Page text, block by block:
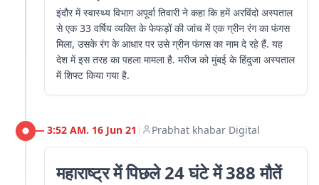
इंदौर में स्वास्थ्य विभाग अपूर्वा तिवारी ने कहा कि हमें अरविंदो अस्पताल
से एक 33 वर्षिय व्यक्ति के फेफड़ों की जांच में एक ग्रीन रंग का फंगस
मिला, उसके रंग के आधार पर उसे ग्रीन फंगस का नाम दे रहे हैं. यह
देश में इस तरह का पहला मामला है. मरीज को मुंबई के हिंदुजा अस्पताल
में शिफ्ट किया गया है.
3:52 AM. 16 Jun 21 | Prabhat khabar Digital
महाराष्ट्र में पिछले 24 घंटे में 388 मौतें